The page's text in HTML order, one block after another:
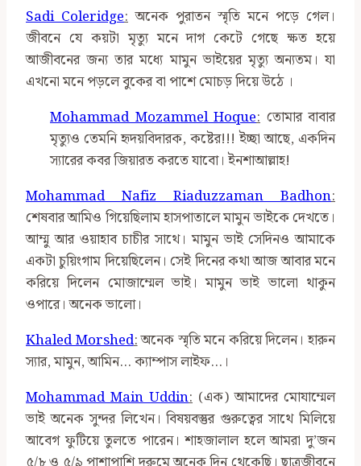
Sadi Coleridge: অনেক পুরাতন স্মৃতি মনে পড়ে গেল।
জীবনে যে কয়টা মৃত্যু মনে দাগ কেটে গেছে ক্ষত হয়ে
আজীবনের জন্য তার মধ্যে মামুন ভাইয়ের মৃত্যু অন্যতম। যা
এখনো মনে পড়লে বুকের বা পাশে মোচড় দিয়ে উঠে ।
Mohammad Mozammel Hoque: তোমার বাবার
মৃত্যুও তেমনি হৃদয়বিদারক, কষ্টের!!! ইচ্ছা আছে, একদিন
স‍্যারের কবর জিয়ারত করতে যাবো। ইনশাআল্লাহ!
Mohammad Nafiz Riaduzzaman Badhon:
শেষবার আমিও গিয়েছিলাম হাসপাতালে মামুন ভাইকে দেখতে।
আম্মু আর ওয়াহাব চাচীর সাথে। মামুন ভাই সেদিনও আমাকে
একটা চুয়িংগাম দিয়েছিলেন। সেই দিনের কথা আজ আবার মনে
করিয়ে দিলেন মোজাম্মেল ভাই। মামুন ভাই ভালো থাকুন
ওপারে। অনেক ভালো।
Khaled Morshed:অনেক স্মৃতি মনে করিয়ে দিলেন। হারুন
স্যার, মামুন, আমিন… ক্যাম্পাস লাইফ…।
Mohammad Main Uddin: (এক) আমাদের মোযাম্মেল
ভাই অনেক সুন্দর লিখেন। বিষয়বস্তুর গুরুত্বের সাথে মিলিয়ে
আবেগ ফুটিয়ে তুলতে পারেন। শাহজালাল হলে আমরা দু’জন